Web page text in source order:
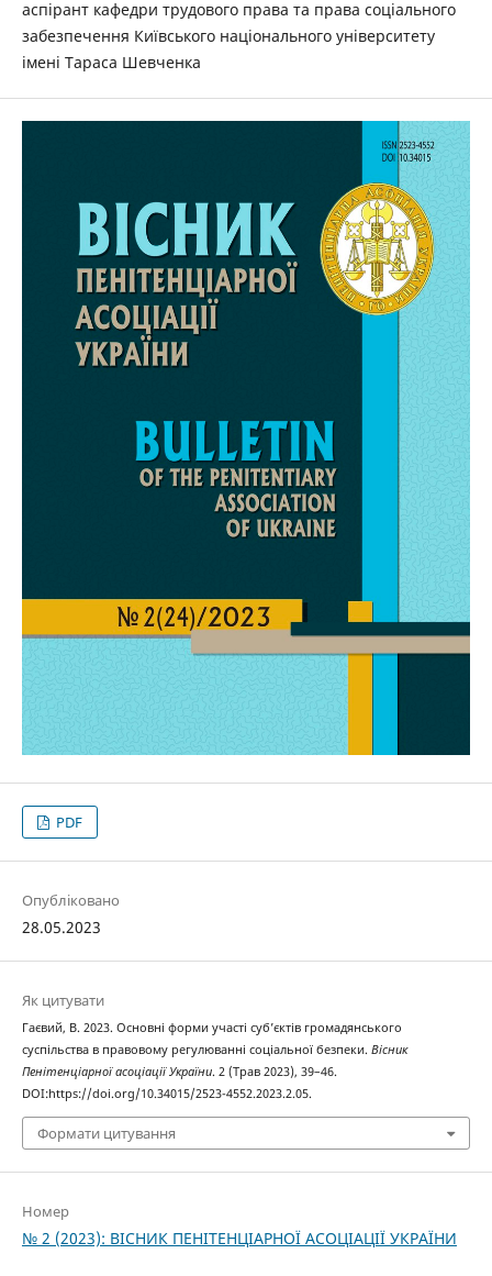
аспірант кафедри трудового права та права соціального
забезпечення Київського національного університету
імені Тараса Шевченка
PDF
Опубліковано
28.05.2023
Як цитувати
Гаєвий, В. 2023. Основні форми участі суб’єктів громадянського
суспільства в правовому регулюванні соціальної безпеки. Вісник
Пенітенціарної асоціації України. 2 (Трав 2023), 39–46.
DOI:https://doi.org/10.34015/2523-4552.2023.2.05.
Формати цитування
Номер
№ 2 (2023): ВІСНИК ПЕНІТЕНЦІАРНОЇ АСОЦІАЦІЇ УКРАЇНИ